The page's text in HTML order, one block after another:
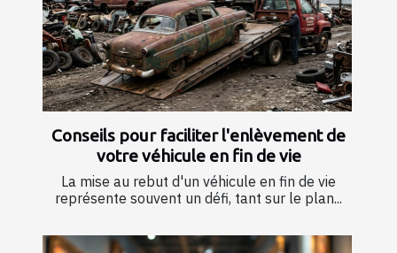
Conseils pour faciliter l'enlèvement de
votre véhicule en fin de vie
La mise au rebut d'un véhicule en fin de vie
représente souvent un défi, tant sur le plan...